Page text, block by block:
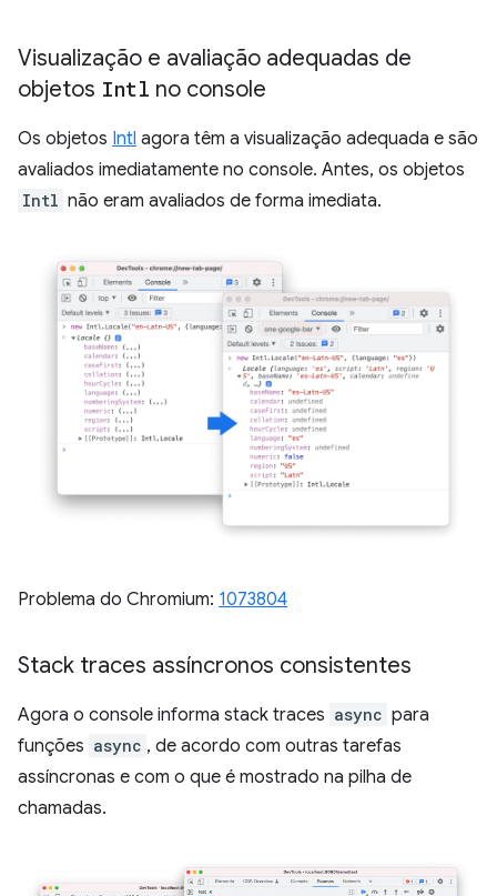
Visualização e avaliação adequadas de
objetos Intl no console
Os objetos Intl agora têm a visualização adequada e são
avaliados imediatamente no console. Antes, os objetos
Intl não eram avaliados de forma imediata.
Problema do Chromium: 1073804
Stack traces assíncronos consistentes
Agora o console informa stack traces async para
funções async , de acordo com outras tarefas
assíncronas e com o que é mostrado na pilha de
chamadas.